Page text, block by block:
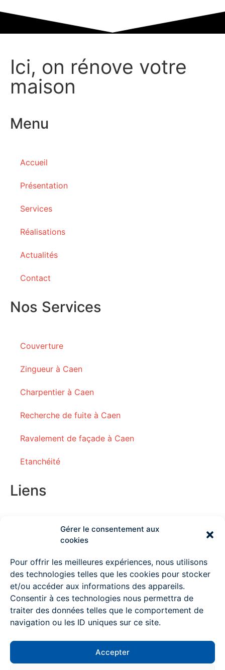
Gérer le consentement aux
cookies
Pour offrir les meilleures expériences, nous utilisons
des technologies telles que les cookies pour stocker
et/ou accéder aux informations des appareils.
Consentir à ces technologies nous permettra de
traiter des données telles que le comportement de
navigation ou les ID uniques sur ce site.
Accepter
Ici, on rénove votre
maison
Menu
Accueil
Présentation
Services
Réalisations
Actualités
Contact
Nos Services
Couverture
Zingueur à Caen
Charpentier à Caen
Recherche de fuite à Caen
Ravalement de façade à Caen
Etanchéité
Liens
Couvreur Deauville
Couvreur Ouistreham
Couvreur à Pont l’Evêque
Couvreur Mondeville